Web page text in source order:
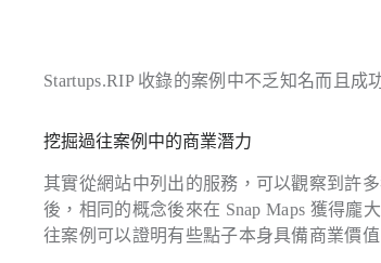
Startups.RIP 收錄的案例中不乏知名而且
挖掘過往案例中的商業潛力
其實從網站中列出的服務，可以觀察到許
後，相同的概念後來在 Snap Maps 獲得龐
往案例可以證明有些點子本身具備商業價